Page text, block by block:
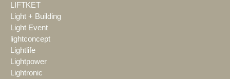
LIFTKET
Light + Building
Light Event
lightconcept
Lightlife
Lightpower
Lightronic